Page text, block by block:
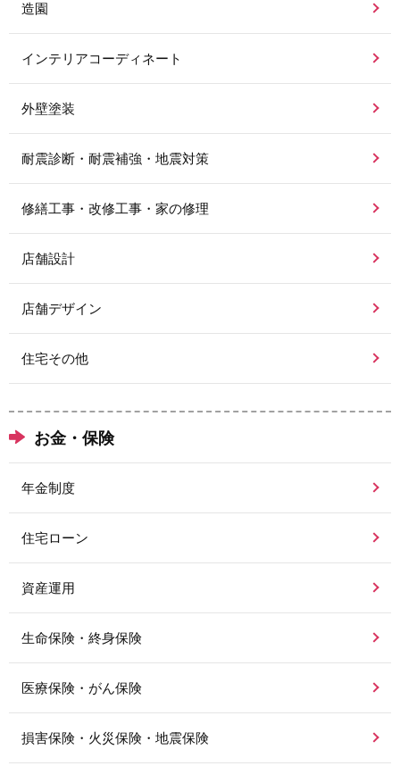
造園
インテリアコーディネート
外壁塗装
耐震診断・耐震補強・地震対策
修繕工事・改修工事・家の修理
店舗設計
店舗デザイン
住宅その他
お金・保険
年金制度
住宅ローン
資産運用
生命保険・終身保険
医療保険・がん保険
損害保険・火災保険・地震保険